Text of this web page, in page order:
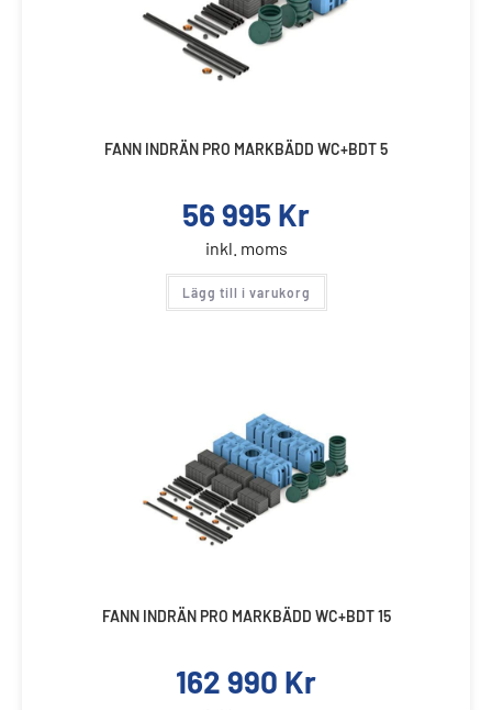
FANN INDRÄN PRO MARKBÄDD WC+BDT 5
56 995 Kr
inkl. moms
Lägg till i varukorg
FANN INDRÄN PRO MARKBÄDD WC+BDT 15
162 990 Kr